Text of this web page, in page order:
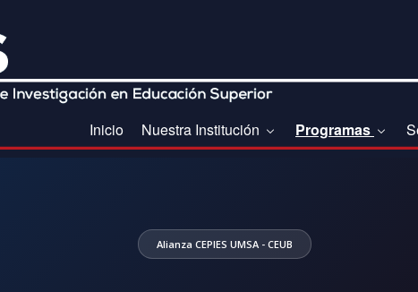
Inicio Nuestra Institución Programas
Alianza CEPIES UMSA - CEUB